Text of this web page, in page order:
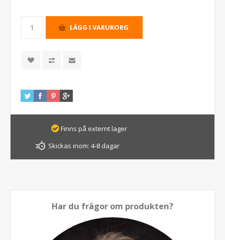
Finns på externt lager
Skickas inom: 4-8 dagar
Har du frågor om produkten?